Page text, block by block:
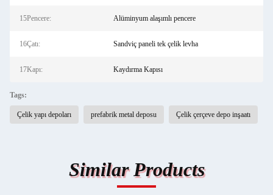
15Pencere: Alüminyum alaşımlı pencere
16Çatı: Sandviç paneli tek çelik levha
17Kapı: Kaydırma Kapısı
Tags:
Çelik yapı depoları prefabrik metal deposu Çelik çerçeve depo inşaatı
Similar Products